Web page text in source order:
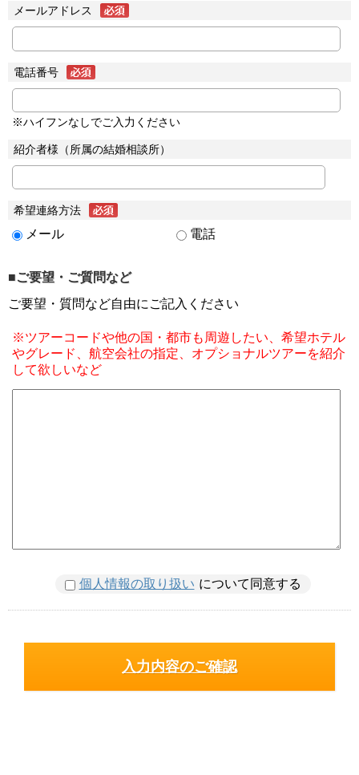
メールアドレス
電話番号
※ハイフンなしでご入力ください
紹介者様（所属の結婚相談所）
希望連絡方法
メール 電話
■ご要望・ご質問など
ご要望・質問など自由にご記入ください
※ツアーコードや他の国・都市も周遊したい、希望ホテル
やグレード、航空会社の指定、オプショナルツアーを紹介
して欲しいなど
個人情報の取り扱い について同意する